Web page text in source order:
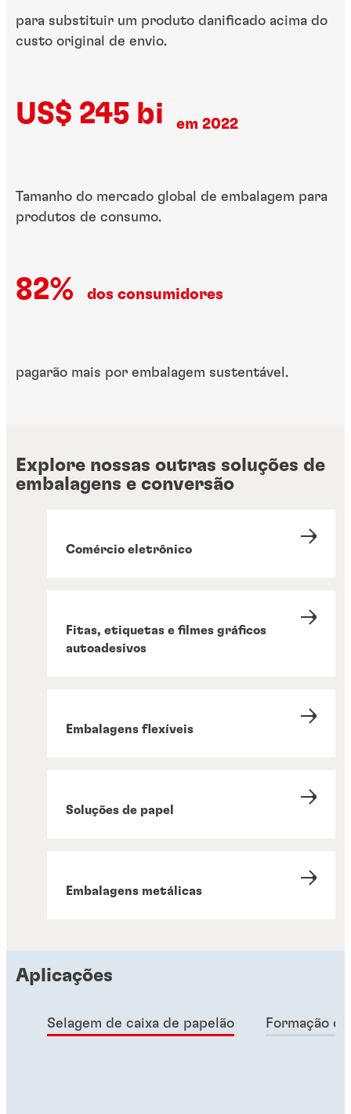
para substituir um produto​ danificado acima do
custo​ original de envio.
US$ 245 bi em 2022​
Tamanho do mercado global de​ embalagem para
produtos de consumo​.
82% dos consumidores​
pagarão mais por embalagem ​sustentável​.
Explore nossas outras soluções de
embalagens e conversão
Comércio eletrônico
Fitas, etiquetas e filmes gráficos
autoadesivos
Embalagens flexíveis
Soluções de papel
Embalagens metálicas
Aplicações
Selagem de caixa de papelão Formação